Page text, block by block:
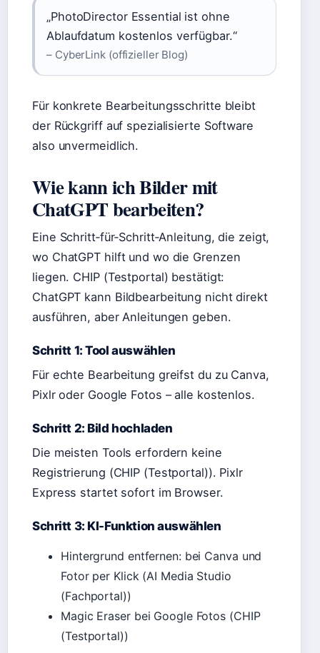
„PhotoDirector Essential ist ohne
Ablaufdatum kostenlos verfügbar.“
– CyberLink (offizieller Blog)
Für konkrete Bearbeitungsschritte bleibt
der Rückgriff auf spezialisierte Software
also unvermeidlich.
Wie kann ich Bilder mit
ChatGPT bearbeiten?
Eine Schritt‑für‑Schritt‑Anleitung, die zeigt,
wo ChatGPT hilft und wo die Grenzen
liegen. CHIP (Testportal) bestätigt:
ChatGPT kann Bildbearbeitung nicht direkt
ausführen, aber Anleitungen geben.
Schritt 1: Tool auswählen
Für echte Bearbeitung greifst du zu Canva,
Pixlr oder Google Fotos – alle kostenlos.
Schritt 2: Bild hochladen
Die meisten Tools erfordern keine
Registrierung (CHIP (Testportal)). Pixlr
Express startet sofort im Browser.
Schritt 3: KI-Funktion auswählen
Hintergrund entfernen: bei Canva und
Fotor per Klick (AI Media Studio
(Fachportal))
Magic Eraser bei Google Fotos (CHIP
(Testportal))